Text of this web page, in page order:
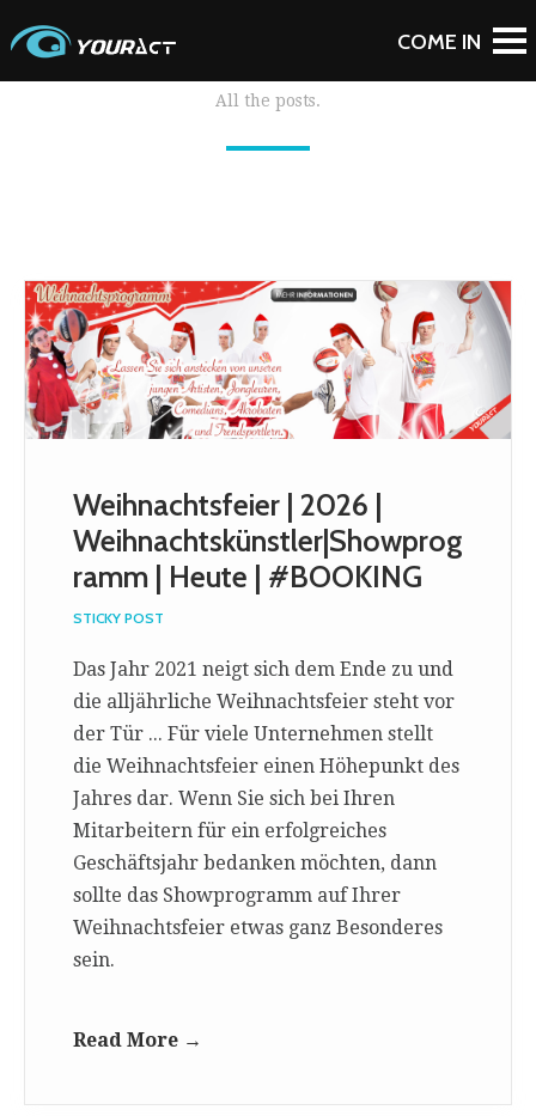
All the posts.
Weihnachtsfeier | 2026 |
Weihnachtskünstler|Showprog
ramm | Heute | #BOOKING
STICKY POST
Das Jahr 2021 neigt sich dem Ende zu und
die alljährliche Weihnachtsfeier steht vor
der Tür ... Für viele Unternehmen stellt
die Weihnachtsfeier einen Höhepunkt des
Jahres dar. Wenn Sie sich bei Ihren
Mitarbeitern für ein erfolgreiches
Geschäftsjahr bedanken möchten, dann
sollte das Showprogramm auf Ihrer
Weihnachtsfeier etwas ganz Besonderes
sein.
Read More →